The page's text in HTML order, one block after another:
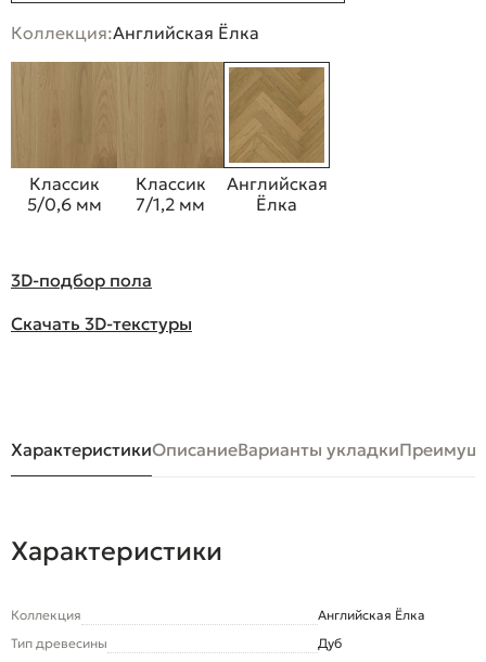
Коллекция:Английская Ёлка
Классик
5/0,6 мм
Классик
7/1,2 мм
Английская
Ёлка
3D-подбор пола
Скачать 3D-текстуры
ХарактеристикиОписаниеВарианты укладки
Характеристики
Коллекция
Английская Ёлка
Тип древесины
Дуб